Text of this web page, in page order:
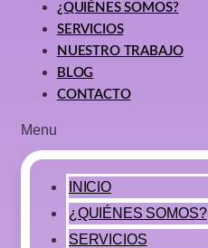
¿QUIÉNES SOMOS?
SERVICIOS
NUESTRO TRABAJO
BLOG
CONTACTO
Menu
INICIO
¿QUIÉNES SOMOS?
SERVICIOS